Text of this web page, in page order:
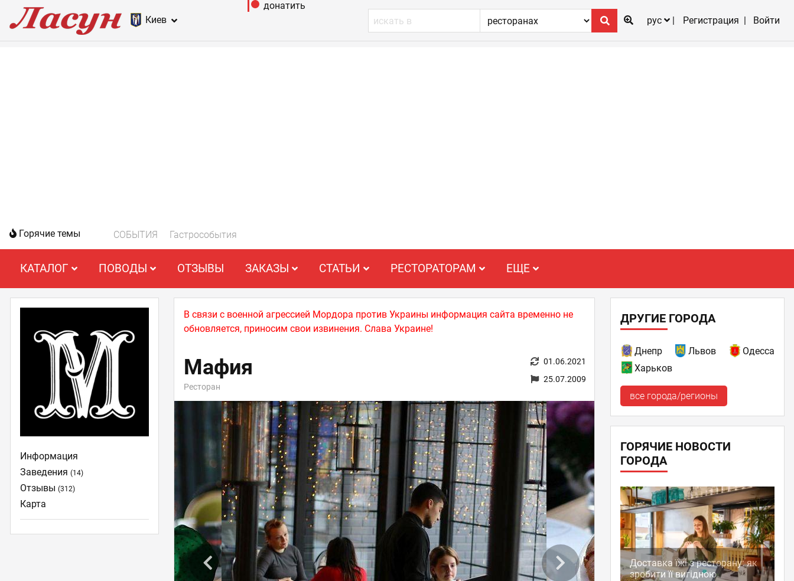
Киев
донатить
рус
Регистрация Войти
Горячие темы СОБЫТИЯ Гастрособытия
КАТАЛОГ ПОВОДЫ ОТЗЫВЫ ЗАКАЗЫ СТАТЬИ РЕСТОРАТОРАМ ЕЩЕ
В связи с военной агрессией Мордора против Украины информация сайта временно не
обновляется, приносим свои извинения. Слава Украине!
Мафия
Ресторан
01.06.2021
25.07.2009
Информация
Заведения(14)
Отзывы(312)
Карта
ДРУГИЕ ГОРОДА
Днепр Львов
Одесса
Харьков
все города/регионы
ГОРЯЧИЕ НОВОСТИ
ГОРОДА
Доставка їжі з ресторану: як
зробити її вигідною